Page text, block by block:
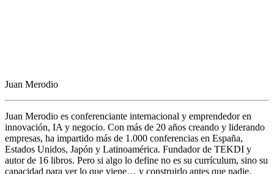
Juan Merodio
Juan Merodio es conferenciante internacional y emprendedor en
innovación, IA y negocio. Con más de 20 años creando y liderando
empresas, ha impartido más de 1.000 conferencias en España,
Estados Unidos, Japón y Latinoamérica. Fundador de TEKDI y
autor de 16 libros. Pero si algo lo define no es su currículum, sino su
capacidad para ver lo que viene… y construirlo antes que nadie.